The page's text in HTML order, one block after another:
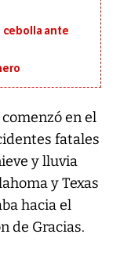
cebolla ante
en el
fatales
y lluvia
y Texas
hacia el
de Gracias.